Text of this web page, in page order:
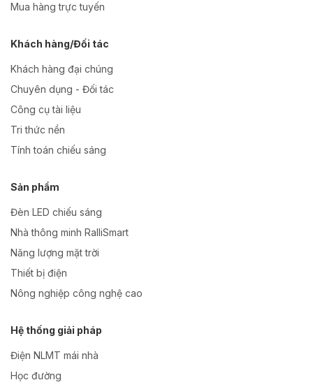
Mua hàng trực tuyến
Khách hàng/Đối tác
Khách hàng đại chúng
Chuyên dụng - Đối tác
Công cụ tài liệu
Tri thức nền
Tính toán chiếu sáng
Sản phẩm
Đèn LED chiếu sáng
Nhà thông minh RalliSmart
Năng lượng mặt trời
Thiết bị điện
Nông nghiệp công nghệ cao
Hệ thống giải pháp
Điện NLMT mái nhà
Học đường